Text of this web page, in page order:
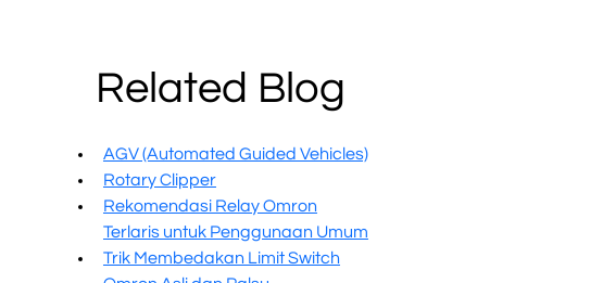
Related Blog
AGV (Automated Guided Vehicles)
Rotary Clipper
Rekomendasi Relay Omron
Terlaris untuk Penggunaan Umum
Trik Membedakan Limit Switch